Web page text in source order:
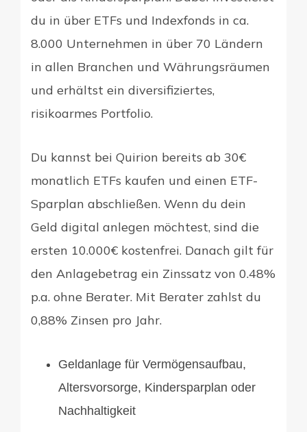
du in über ETFs und Indexfonds in ca.
8.000 Unternehmen in über 70 Ländern
in allen Branchen und Währungsräumen
und erhältst ein diversifiziertes,
risikoarmes Portfolio.
Du kannst bei Quirion bereits ab 30€
monatlich ETFs kaufen und einen ETF-
Sparplan abschließen. Wenn du dein
Geld digital anlegen möchtest, sind die
ersten 10.000€ kostenfrei. Danach gilt für
den Anlagebetrag ein Zinssatz von 0.48%
p.a. ohne Berater. Mit Berater zahlst du
0,88% Zinsen pro Jahr.
Geldanlage für Vermögensaufbau,
Altersvorsorge, Kindersparplan oder
Nachhaltigkeit